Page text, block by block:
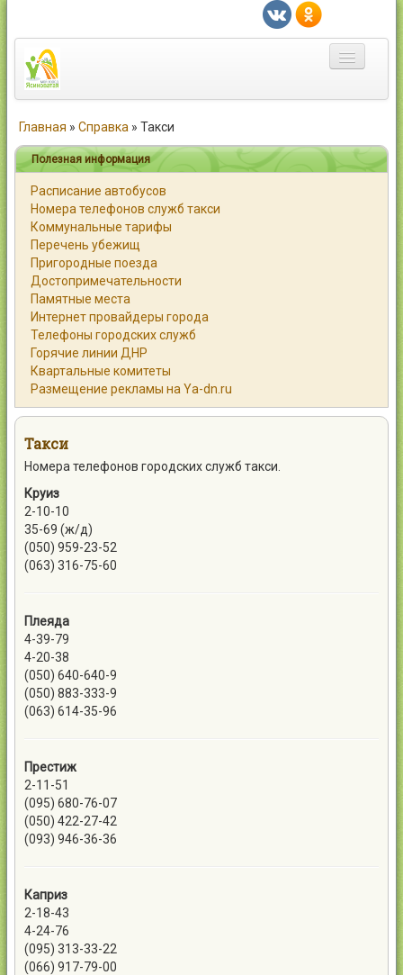
Город
Статьи
Каталог
Справочник
Работа
Объявления
Помощь
Контакты
Главная » Справка » Такси
Полезная информация
Расписание автобусов
Номера телефонов служб такси
Коммунальные тарифы
Перечень убежищ
Пригородные поезда
Достопримечательности
Памятные места
Интернет провайдеры города
Телефоны городских служб
Горячие линии ДНР
Квартальные комитеты
Размещение рекламы на Ya-dn.ru
Такси
Номера телефонов городских служб такси.
Круиз
2-10-10
35-69 (ж/д)
(050) 959-23-52
(063) 316-75-60
Плеяда
4-39-79
4-20-38
(050) 640-640-9
(050) 883-333-9
(063) 614-35-96
Престиж
2-11-51
(095) 680-76-07
(050) 422-27-42
(093) 946-36-36
Каприз
2-18-43
4-24-76
(095) 313-33-22
(066) 917-79-00